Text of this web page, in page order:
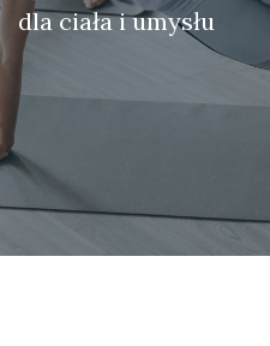
dla ciała i umysłu